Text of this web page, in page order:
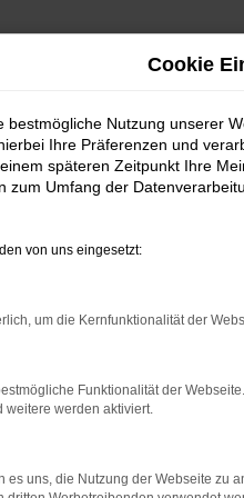
Cookie
bestmögliche Nutzung unserer
Ihre Präferenzen und
späteren Zeitpunkt Ihre
zum Umfang der
von uns eingesetzt:
um die Kernfunktionalität der
Funktionalität der
weitere werden aktiviert.
es uns, die Nutzung der Webseite zu